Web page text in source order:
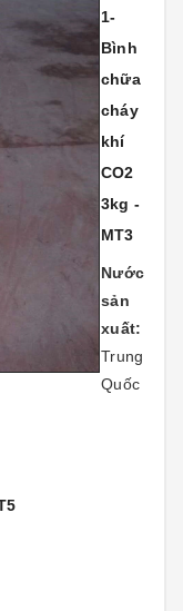
1-
Bình
chữa
cháy
khí
CO2
3kg -
MT3
Nước
sản
xuất:
Trung
Quốc